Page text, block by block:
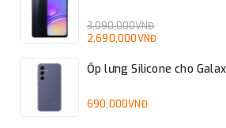
3,090,000VNĐ
2,690,000VNĐ
Ốp lưng Silicone cho
690,000VNĐ